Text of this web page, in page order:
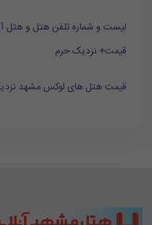
لیست و شماره تلفن هتل و هتل
قیمت+ نزدیک حرم
قیمت هتل های لوکس مشهد